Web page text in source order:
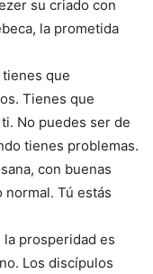
su criado con
la prometida
que
Tienes que
No puedes ser de
tienes problemas.
con buenas
Tú estás
prosperidad es
Los discípulos